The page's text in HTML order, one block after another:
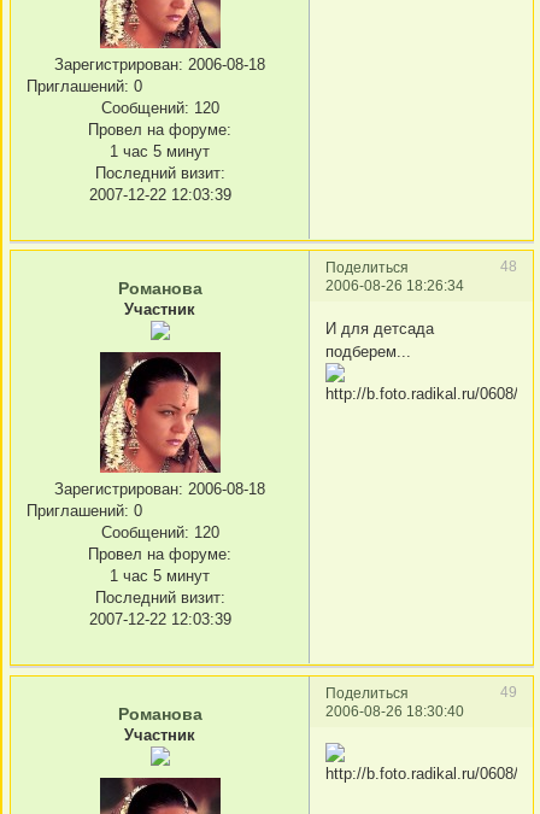
Зарегистрирован: 2006-08-18
Приглашений: 0
Сообщений: 120
Провел на форуме:
1 час 5 минут
Последний визит:
2007-12-22 12:03:39
Поделиться
48
2006-08-26 18:26:34
Романова
Участник
Зарегистрирован: 2006-08-18
Приглашений: 0
Сообщений: 120
Провел на форуме:
1 час 5 минут
Последний визит:
2007-12-22 12:03:39
И для детсада
подберем...
Поделиться
49
2006-08-26 18:30:40
Романова
Участник